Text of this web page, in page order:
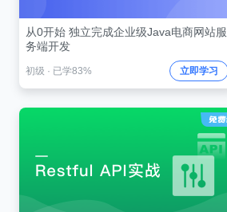
从0开始 独立完成企业级Java电商网站服
务端开发
初级 · 已学83% 立即学习